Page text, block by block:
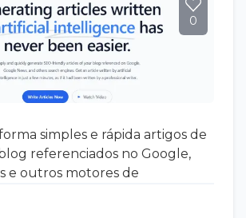
0
simples e rápida artigos de
referenciados no Google,
e outros motores de